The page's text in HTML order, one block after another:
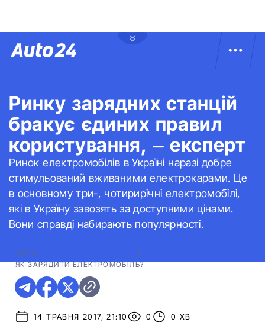
Ринку зарядних станцій
бракує єдиних правил
користування, – експерт
Ринок електромобілів в Україні наразі добре
стимульований вживаними електрокарами. Це
в основному три-, чотирирічні електромобілі,
які в Україну завозять за доступними цінами.
Вони справді набирають популярності.
ФОТО:
ЯК ЗАРЯДИТИ ЕЛЕКТРОМОБІЛЬ?
14 ТРАВНЯ 2017, 21:10 0 0 ХВ